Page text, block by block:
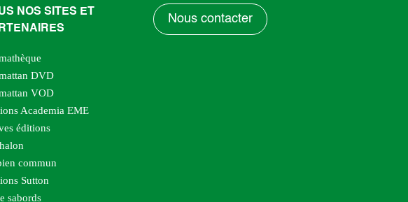
NOS SITES ET
DVD
VOD
Academia EME
éditions
commun
Sutton
sabords
Nous contacter